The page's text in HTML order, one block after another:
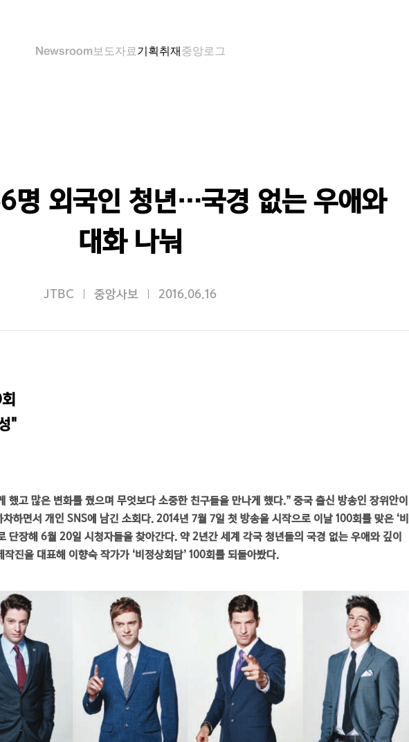
Newsroom보도자료기획취재중앙로그
명 외국인 청년…국경 없는 우애와
대화 나눠
JTBC 중앙사보 2016.06.16
"
했고 많은 변화를 줬으며 무엇보다 소중한 친구들을 만나게 했다.” 중국 출신 방송인 장위안이
하면서 개인 SNS에 남긴 소회다. 2014년 7월 7일 첫 방송을 시작으로 이날 100회를 맞은 ‘비
단장해 6월 20일 시청자들을 찾아간다. 약 2년간 세계 각국 청년들의 국경 없는 우애와 깊이
진을 대표해 이향숙 작가가 ‘비정상회담’ 100회를 되돌아봤다.